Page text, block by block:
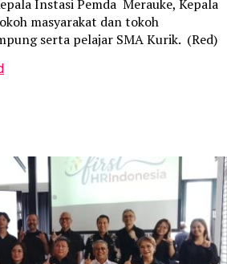
Instasi Pemda Merauke, Kepala
masyarakat dan tokoh
serta pelajar SMA Kurik. (Red)